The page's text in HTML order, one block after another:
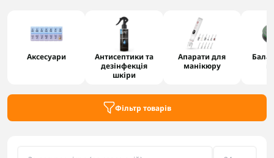
Аксесуари
Антисептики та
дезінфекція
шкіри
Апарати для
манікюру
Фільтр товарів